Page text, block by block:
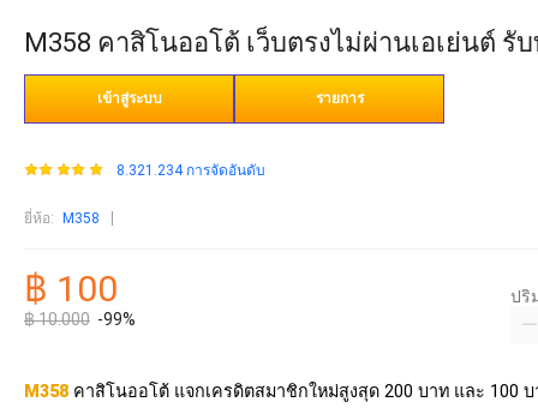
M358 คาสิโนออโต้ เว็บตรงไม่ผ่านเอเย่นต์
เข้าสู่ระบบ รายการ
8.321.234 การจัดอันดับ
ยี่ห้อ: M358
฿ 100
฿ 10.000 -99%
ปริ
M358 คาสิโนออโต้ แจกเครดิตสมาชิกใหม่สูงสุด 200 บาท และ 100